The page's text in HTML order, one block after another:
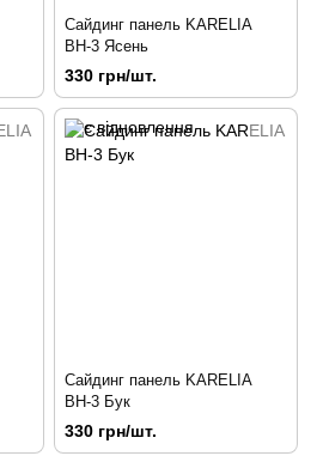
Сайдинг панель KARELIA
ВН-3 Ясень
330 грн/шт.
Сайдинг панель KARELIA
ВН-3 Бук
330 грн/шт.